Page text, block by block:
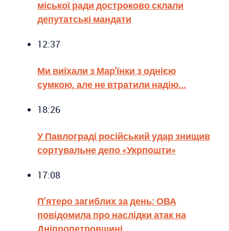
міської ради достроково склали
депутатські мандати
12:37
Ми виїхали з Мар'їнки з однією
сумкою, але не втратили надію...
18:26
У Павлограді російський удар знищив
сортувальне депо «Укрпошти»
17:08
П’ятеро загиблих за день: ОВА
повідомила про наслідки атак на
Дніпропетровщині